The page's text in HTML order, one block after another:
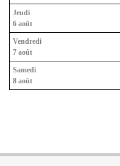
Jeudi
6 août
Vendredi
7 août
Samedi
8 août